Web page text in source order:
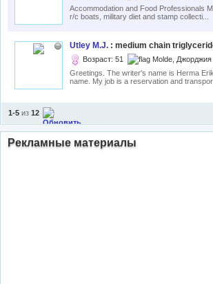
Accommodation and Food Professionals
r/c boats, military diet and stamp collecti...
Utley M.J. : medium chain
Возраст: 51
Molde, Джорджия
Greetings. The writer's name is Herma
name. My job is a reservation and
1-5 из 12
Рекламные материалы